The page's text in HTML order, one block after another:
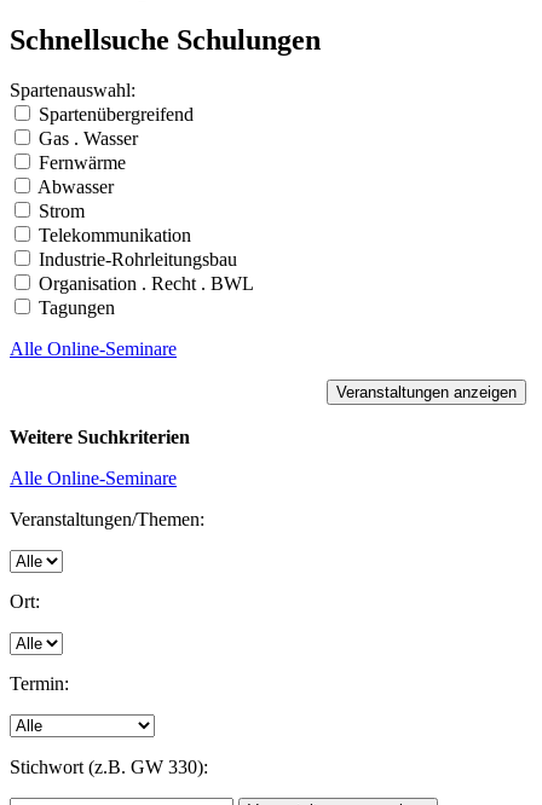
Schnellsuche Schulungen
Spartenauswahl:
Spartenübergreifend
Gas . Wasser
Fernwärme
Abwasser
Strom
Telekommunikation
Industrie-Rohrleitungsbau
Organisation . Recht . BWL
Tagungen
Alle Online-Seminare
Weitere Suchkriterien
Alle Online-Seminare
Veranstaltungen/Themen:
Ort:
Termin:
Stichwort (z.B. GW 330):